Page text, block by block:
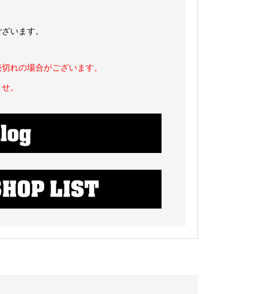
います。
れの場合がございます。
。